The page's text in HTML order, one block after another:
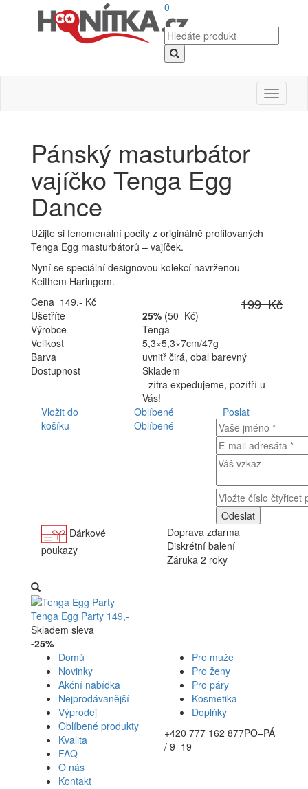
0
Toggle
Pánský masturbátor
vajíčko Tenga Egg
Dance
Užijte si fenomenální pocity z originálně profilovaných
Tenga Egg masturbátorů – vajíček.
Nyní se speciální designovou kolekcí navrženou
Keithem Haringem.
199 Kč
Cena 149,- Kč
Ušetříte
25%(50 Kč)
Výrobce
Tenga
Velikost
5,3×5,3×7cm/47g
Barva
uvnitř čirá, obal barevný
Dostupnost
Skladem
- zítra expedujeme, pozítří u
Vás!
Vložit do
košíku
Oblíbené
Oblíbené
Poslat
Dárkové
poukazy
Doprava zdarma
Diskrétní balení
Záruka 2 roky
Tenga Egg Party 149,-
Skladem sleva
-25%
Domů
Novinky
Akční nabídka
Nejprodávanější
Výprodej
Oblíbené produkty
Kvalita
FAQ
O nás
Kontakt
Pro muže
Pro ženy
Pro páry
Kosmetika
Doplňky
+420 777 162 877PO–PÁ
/ 9–19